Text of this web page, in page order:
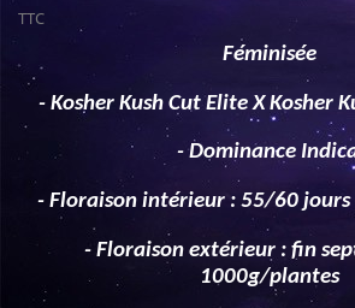
TTC
Féminisée
- Kosher Kush Cut Elite X Kosher
- Dominance
- Floraison intérieur : 55/60
- Floraison extérieur : fin
1000g/plantes